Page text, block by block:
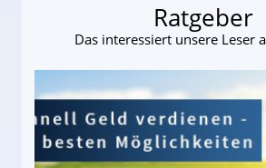
Ratgeber
Das interessiert unsere Leser